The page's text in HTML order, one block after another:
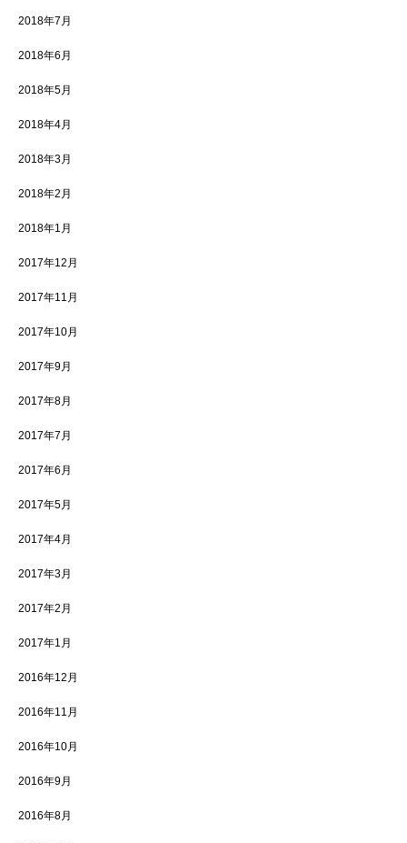
2018年7月
2018年6月
2018年5月
2018年4月
2018年3月
2018年2月
2018年1月
2017年12月
2017年11月
2017年10月
2017年9月
2017年8月
2017年7月
2017年6月
2017年5月
2017年4月
2017年3月
2017年2月
2017年1月
2016年12月
2016年11月
2016年10月
2016年9月
2016年8月